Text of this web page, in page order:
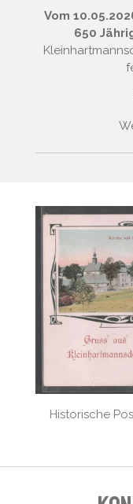
Vom
650
Historische